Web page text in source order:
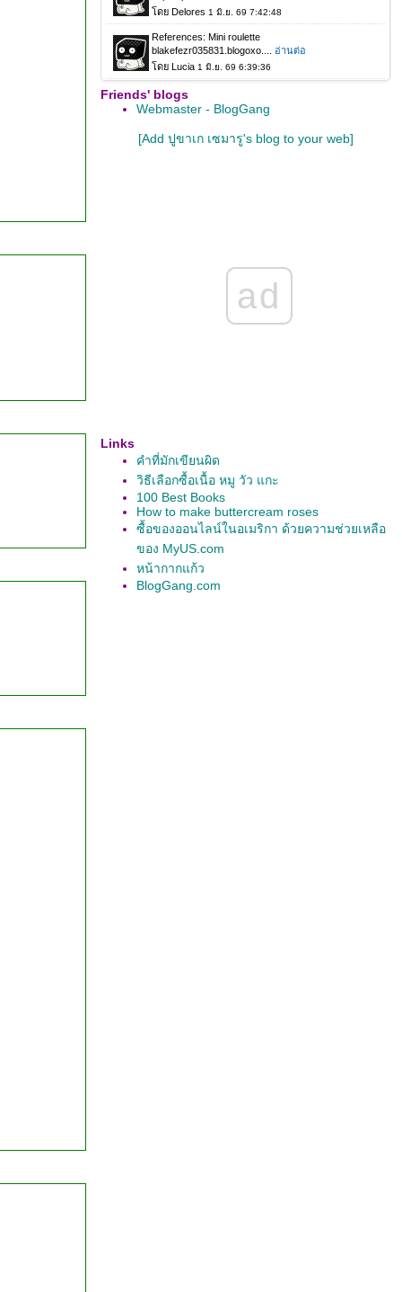
Friends' blogs
Webmaster - BlogGang
[Add ปูขาเก เซมารู's blog to your web]
ad
Links
คำที่มักเขียนผิด
วิธีเลือกซื้อเนื้อ หมู วัว แกะ
100 Best Books
How to make buttercream roses
ซื้อของออนไลน์ในอเมริกา ด้วยความช่วยเหลือ
ของ MyUS.com
หน้ากากแก้ว
BlogGang.com